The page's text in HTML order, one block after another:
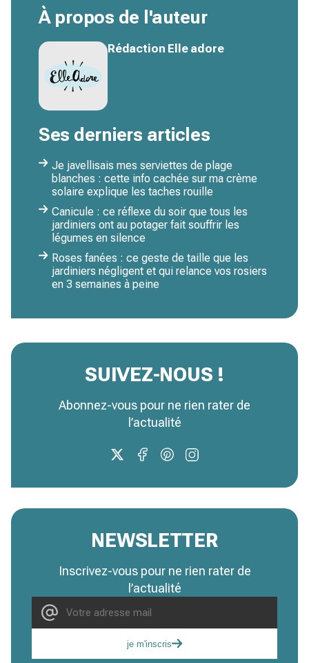
À propos de l'auteur
Rédaction Elle adore
Ses derniers articles
Je javellisais mes serviettes de plage
blanches : cette info cachée sur ma crème
solaire explique les taches rouille
Canicule : ce réflexe du soir que tous les
jardiniers ont au potager fait souffrir les
légumes en silence
Roses fanées : ce geste de taille que les
jardiniers négligent et qui relance vos rosiers
en 3 semaines à peine
SUIVEZ-NOUS !
Abonnez-vous pour ne rien rater de
l’actualité
NEWSLETTER
Inscrivez-vous pour ne rien rater de
l’actualité
je m'inscris